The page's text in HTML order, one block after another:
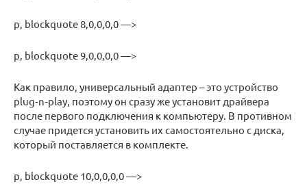
p, blockquote 8,0,0,0,0 —>
p, blockquote 9,0,0,0,0 —>
Как правило, универсальный адаптер – это устройство
plug‐n‐play, поэтому он сразу же установит драйвера
после первого подключения к компьютеру. В противном
случае придется установить их самостоятельно с диска,
который поставляется в комплекте.
p, blockquote 10,0,0,0,0 —>